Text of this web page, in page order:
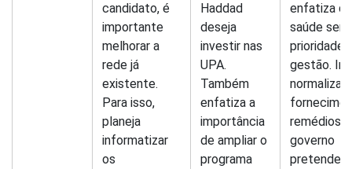
candidato, é
importante
melhorar a
rede já
existente.
Para isso,
planeja
informatizar
os
Haddad
deseja
investir nas
UPA.
Também
enfatiza a
importância
de ampliar o
programa
enfatiza
saúde será
prioridade
gestão. Irá
normalizar
remédios
governo
pretende